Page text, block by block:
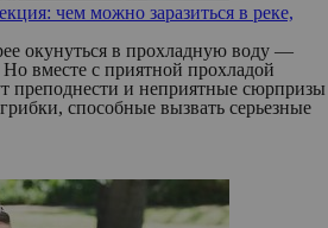
чем можно заразиться в реке,
окунуться в прохладную воду —
вместе с приятной прохладой
преподнести и неприятные сюрпризы
способные вызвать серьезные